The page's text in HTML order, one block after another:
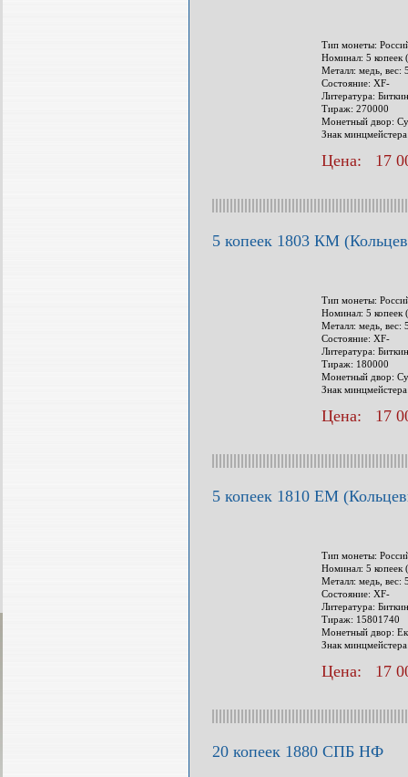
Тип монеты:
Номинал: 5 копеек
Металл: медь, вес:
Состояние: XF-
Литература:
Тираж: 270000
Монетный двор:
Знак
Цена: 17
5 копеек 1803 КМ
Тип монеты:
Номинал: 5 копеек
Металл: медь, вес:
Состояние: XF-
Литература:
Тираж: 180000
Монетный двор:
Знак
Цена: 17
5 копеек 1810 ЕМ
Тип монеты:
Номинал: 5 копеек
Металл: медь, вес:
Состояние: XF-
Литература:
Тираж: 15801740
Монетный двор:
Знак
Цена: 17
20 копеек 1880 СПБ НФ